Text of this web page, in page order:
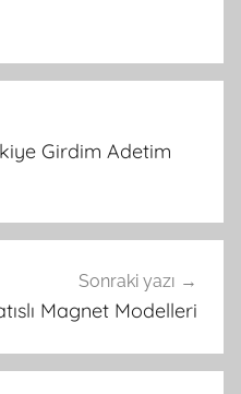
Girdim Adetim
Sonraki yazı
Magnet Modelleri